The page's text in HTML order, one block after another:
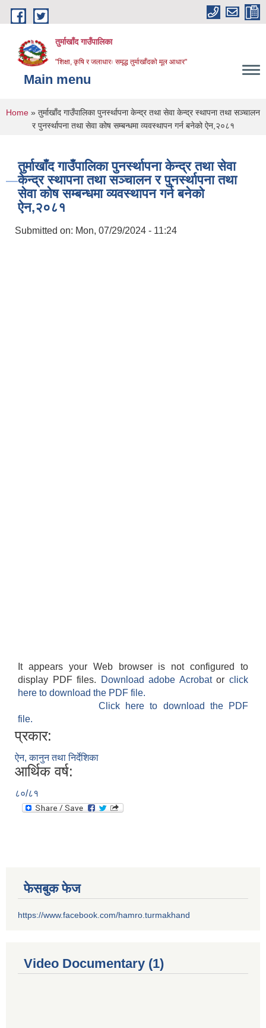
Skip to main content
तुर्माखाँद गाउँपालिका
"शिक्षा, कृषि र जलाधारः समृद्ध तुर्माखाँदको मूल आधार"
Main menu
You are here
Home » तुर्माखाँद गाउँपालिका पुनर्स्थापना केन्द्र तथा सेवा केन्द्र स्थापना तथा सञ्चालन
र पुनर्स्थापना तथा सेवा कोष सम्बन्धमा व्यवस्थापन गर्न बनेको ऐन,२०८१
तुर्माखाँद गाउँपालिका पुनर्स्थापना केन्द्र तथा सेवा
केन्द्र स्थापना तथा सञ्चालन र पुनर्स्थापना तथा
सेवा कोष सम्बन्धमा व्यवस्थापन गर्न बनेको
ऐन,२०८१
Submitted on: Mon, 07/29/2024 - 11:24
It appears your Web browser is not configured to
display PDF files.
Download adobe Acrobatorclick
here to download the PDF file.
Click here to download the PDF
file.
प्रकार:
ऐन, कानुन तथा निर्देशिका
आर्थिक वर्ष:
८०/८१
फेसबुक फेज
https://www.facebook.com/hamro.turmakhand
Video Documentary (1)